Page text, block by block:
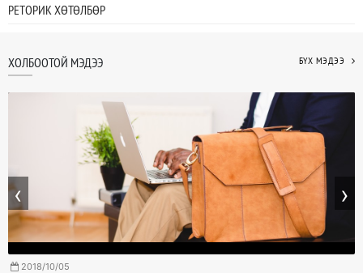
РЕТОРИК ХӨТӨЛБӨР
ХОЛБООТОЙ МЭДЭЭ БҮХ МЭДЭЭ
2018/10/05
‹ ›